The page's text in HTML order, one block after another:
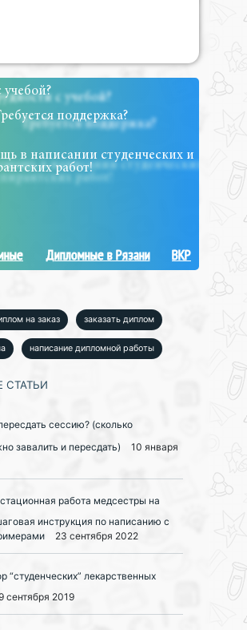
учебой?
поддержка?
в написании студенческих и
работ!
Дипломные в Рязани ВКР
на заказ заказать диплом
написание дипломной работы
СТАТЬИ
сессию? (сколько
завалить и пересдать)
10 января
работа медсестры на
инструкция по написанию с
23 сентября 2022
“студенческих” лекарственных
сентября 2019